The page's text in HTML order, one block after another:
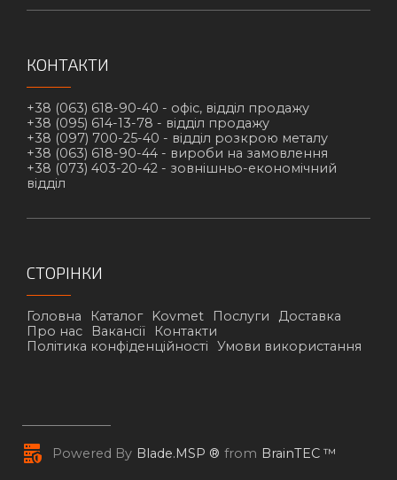
КОНТАКТИ
+38 (063) 618-90-40 - офіс, відділ продажу
+38 (095) 614-13-78 - відділ продажу
+38 (097) 700-25-40 - відділ розкрою металу
+38 (063) 618-90-44 - вироби на замовлення
+38 (073) 403-20-42 - зовнішньо-економічний
відділ
СТОРІНКИ
Головна Каталог Kovmet Послуги
Доставка
Про нас
Вакансії
Контакти
Політика конфіденційності
Умови використання
Powered By Blade.MSP ® from BrainTEC ™